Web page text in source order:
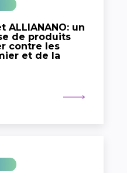
ALLIANANO: un
de produits
contre les
et de la